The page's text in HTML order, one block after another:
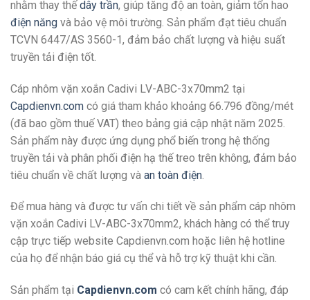
nhằm thay thếdây trần, giúp tăng độ an toàn, giảm tổn hao
điện năng và bảo vệ môi trường. Sản phẩm đạt tiêu chuẩn
TCVN 6447/AS 3560-1, đảm bảo chất lượng và hiệu suất
truyền tải điện tốt.
Cáp nhôm vặn xoắn Cadivi LV-ABC-3x70mm2 tại
Capdienvn.com có giá tham khảo khoảng 66.796 đồng/mét
(đã bao gồm thuế VAT) theo bảng giá cập nhật năm 2025.
Sản phẩm này được ứng dụng phổ biến trong hệ thống
truyền tải và phân phối điện hạ thế treo trên không, đảm bảo
tiêu chuẩn về chất lượng và an toàn điện
Để mua hàng và được tư vấn chi tiết về sản phẩm cáp nhôm
vặn xoắn Cadivi LV-ABC-3x70mm2, khách hàng có thể truy
cập trực tiếp website Capdienvn.com hoặc liên hệ hotline
của họ để nhận báo giá cụ thể và hỗ trợ kỹ thuật khi cần.
Sản phẩm tại Capdienvn.com có cam kết chính hãng, đáp